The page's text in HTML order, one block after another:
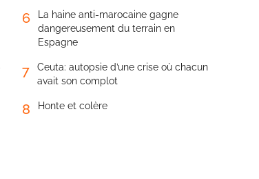
6
La haine anti-marocaine gagne
dangereusement du terrain en
Espagne
7
Ceuta: autopsie d’une crise où chacun
avait son complot
8 Honte et colère